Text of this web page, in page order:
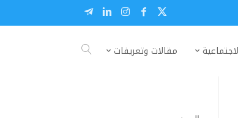
مقالات وتعريفات